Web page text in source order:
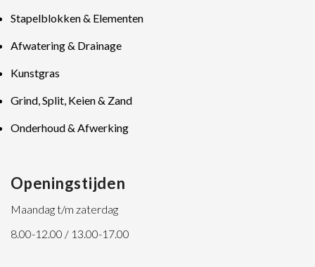
Stapelblokken & Elementen
Afwatering & Drainage
Kunstgras
Grind, Split, Keien & Zand
Onderhoud & Afwerking
Openingstijden
Maandag t/m zaterdag
8.00-12.00 / 13.00-17.00